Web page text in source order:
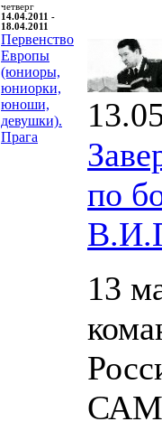
четверг
14.04.2011 -
18.04.2011
Первенство
Европы
(юниоры,
юниорки,
юноши,
девушки).
Прага
по
13